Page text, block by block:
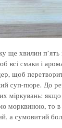
ще хвилин п’ять
всі смаки і
щоб
суп-пюре. До
міркувань:
морквиною, то в
а сумовитий